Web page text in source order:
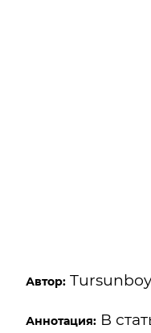
Автор:
Аннотация: В